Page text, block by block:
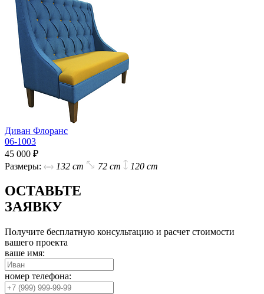
Диван Флоранс
06-1003
45 000 ₽
Размеры:
132 cm 72 cm 120 cm
ОСТАВЬТЕ
ЗАЯВКУ
Получите бесплатную консультацию и расчет стоимости
вашего проекта
ваше имя:
номер телефона: